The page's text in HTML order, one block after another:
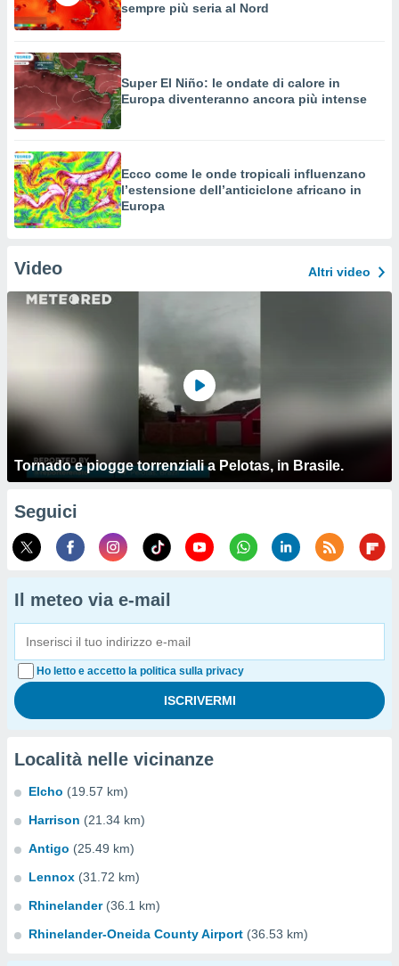
sempre più seria al Nord
Super El Niño: le ondate di calore in
Europa diventeranno ancora più intense
Ecco come le onde tropicali influenzano
l’estensione dell’anticiclone africano in
Europa
Video Altri video
Tornado e piogge torrenziali a Pelotas, in Brasile.
Seguici
Il meteo via e-mail
Ho letto e accetto la politica sulla privacy
Località nelle vicinanze
Elcho (19.57 km)
Harrison (21.34 km)
Antigo (25.49 km)
Lennox (31.72 km)
Rhinelander (36.1 km)
Rhinelander-Oneida County Airport (36.53 km)